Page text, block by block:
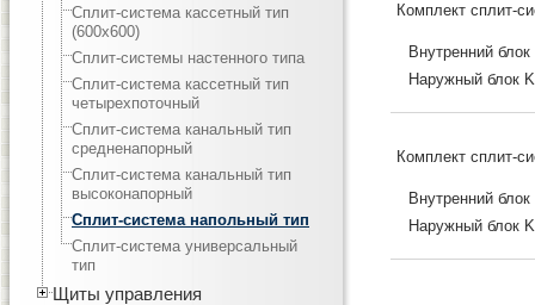
Сплит-система кассетный тип
(600х600)
Сплит-системы настенного типа
Сплит-система кассетный тип
четырехпоточный
Сплит-система канальный тип
средненапорный
Сплит-система канальный тип
высоконапорный
Сплит-система напольный тип
Сплит-система универсальный
тип
Щиты управления
Комплект сплит-
Внутренний
Наружный блок
Комплект сплит-
Внутренний
Наружный блок